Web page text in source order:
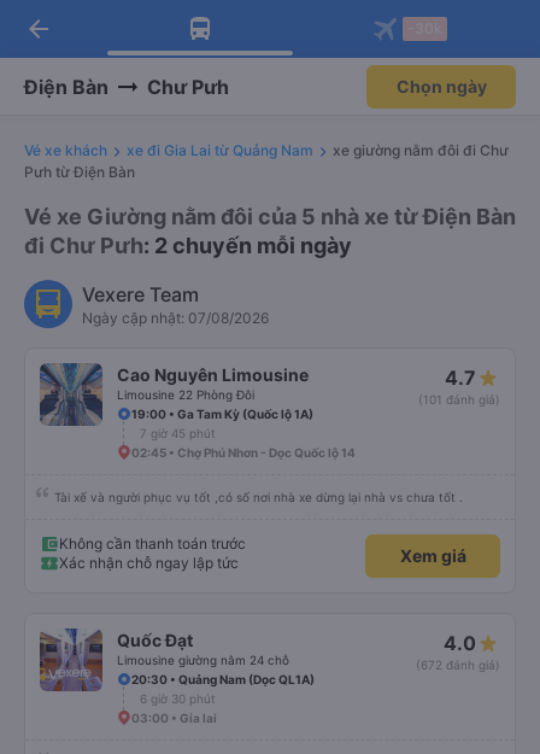
Tải app Vexere ngay!
Nhận ưu đãi thành viên độc
Mở app
Tải app Vexere
-30k/ghế khi đặt vé máy bay qua
Mở app
arrow_back
Điện Bàn Chư Pưh Chọn ngày
Vé xe khách xe đi Gia Lai từ Quảng Nam
xe giường nằm đôi đi Chư
Pưh từ Điện Bàn
Vé xe Giường nằm đôi của 5 nhà xe từ Điện Bàn
đi Chư Pưh: 2 chuyến mỗi ngày
Vexere Team
Ngày cập nhật: 07/08/2026
Cao Nguyên Limousine
Limousine 22 Phòng Đôi
4.7
(101 đánh giá)
19:00 • Ga Tam Kỳ (Quốc lộ 1A)
7 giờ 45 phút
02:45 • Chợ Phú Nhơn - Dọc Quốc lộ 14
Tài xế và người phục vụ tốt ,có số nơi nhà xe dừng lại nhà vs chưa tốt .
Không cần thanh toán trước
Xác nhận chỗ ngay lập tức
Xem giá
Quốc Đạt
Limousine giường nằm 24 chỗ
4.0
(672 đánh giá)
20:30 • Quảng Nam (Dọc QL1A)
6 giờ 30 phút
03:00 • Gia lai